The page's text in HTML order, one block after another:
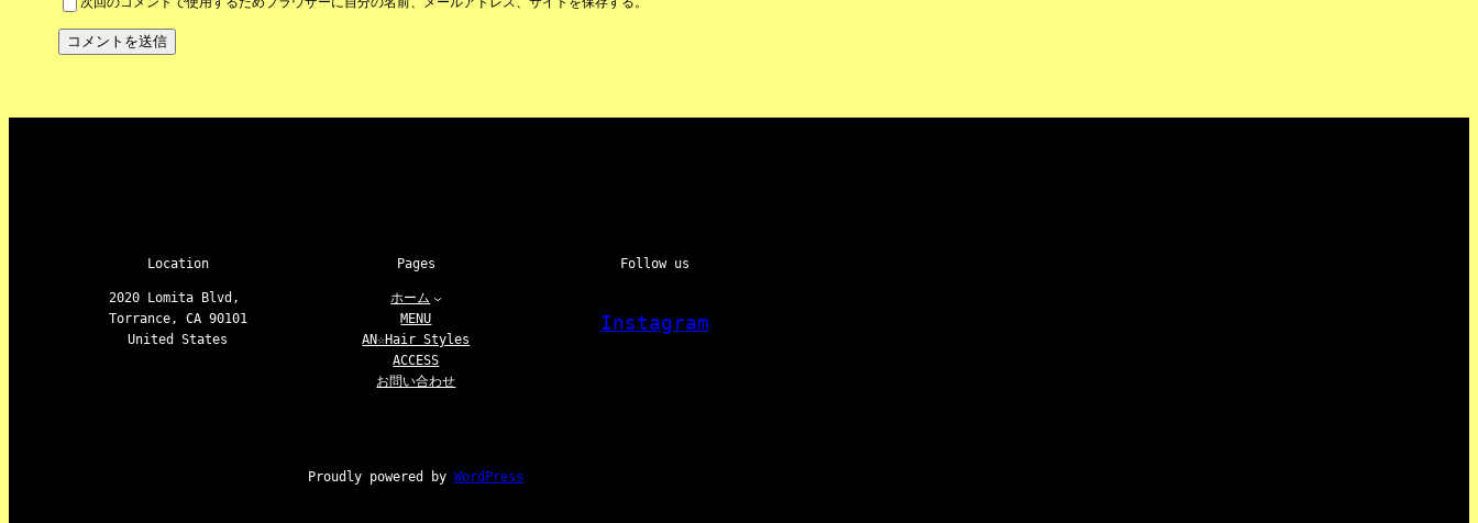
Location
2020 Lomita Blvd,
Torrance, CA 90101
United States
Pages
ホーム
MENU
AN☆Hair Styles
ACCESS
お問い合わせ
Follow us
Instagram
Proudly powered byWordPress